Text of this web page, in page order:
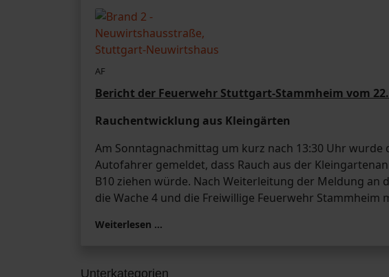
AF
Bericht der Feuerwehr Stuttgart-Stammheim vom
Rauchentwicklung aus Kleingärten
Am Sonntagnachmittag um kurz nach 13:30 Uhr
Autofahrer gemeldet, dass Rauch aus der
B10 ziehen würde. Nach Weiterleitung der Meldung
die Wache 4 und die Freiwillige Feuerwehr
Weiterlesen …
Unterkategorien